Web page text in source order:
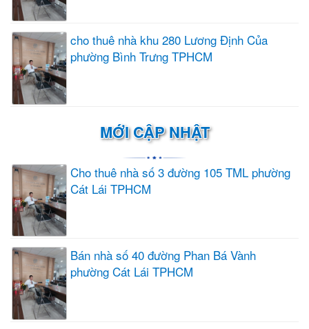
cho thuê nhà khu 280 Lương Định Của
phường Bình Trưng TPHCM
MỚI CẬP NHẬT
Cho thuê nhà số 3 đường 105 TML phường
Cát Lái TPHCM
Bán nhà số 40 đường Phan Bá Vành
phường Cát Lái TPHCM